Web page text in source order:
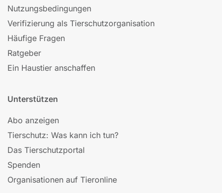
Nutzungsbedingungen
Verifizierung als Tierschutzorganisation
Häufige Fragen
Ratgeber
Ein Haustier anschaffen
Unterstützen
Abo anzeigen
Tierschutz: Was kann ich tun?
Das Tierschutzportal
Spenden
Organisationen auf Tieronline